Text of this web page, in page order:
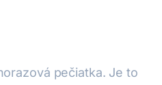
pečiatka. Je to